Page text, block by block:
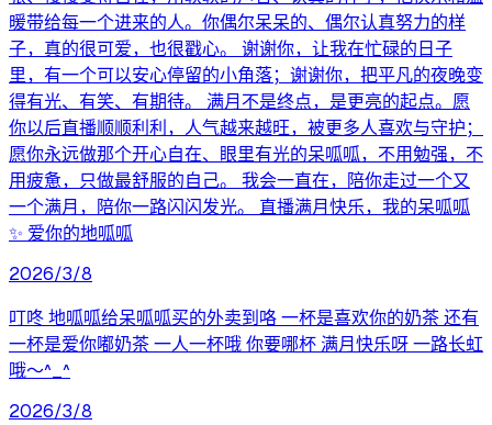
暖带给每一个进来的人。你偶尔呆呆的、偶尔认真努力的样
子，真的很可爱，也很戳心。 谢谢你，让我在忙碌的日子
里，有一个可以安心停留的小角落；谢谢你，把平凡的夜晚变
得有光、有笑、有期待。 满月不是终点，是更亮的起点。愿
你以后直播顺顺利利，人气越来越旺，被更多人喜欢与守护；
愿你永远做那个开心自在、眼里有光的呆呱呱，不用勉强，不
用疲惫，只做最舒服的自己。 我会一直在，陪你走过一个又
一个满月，陪你一路闪闪发光。 直播满月快乐，我的呆呱呱
✨ 爱你的地呱呱
2026/3/8
叮咚 地呱呱给呆呱呱买的外卖到咯 一杯是喜欢你的奶茶 还有
一杯是爱你嘟奶茶 一人一杯哦 你要哪杯 满月快乐呀 一路长虹
哦～^_^
2026/3/8